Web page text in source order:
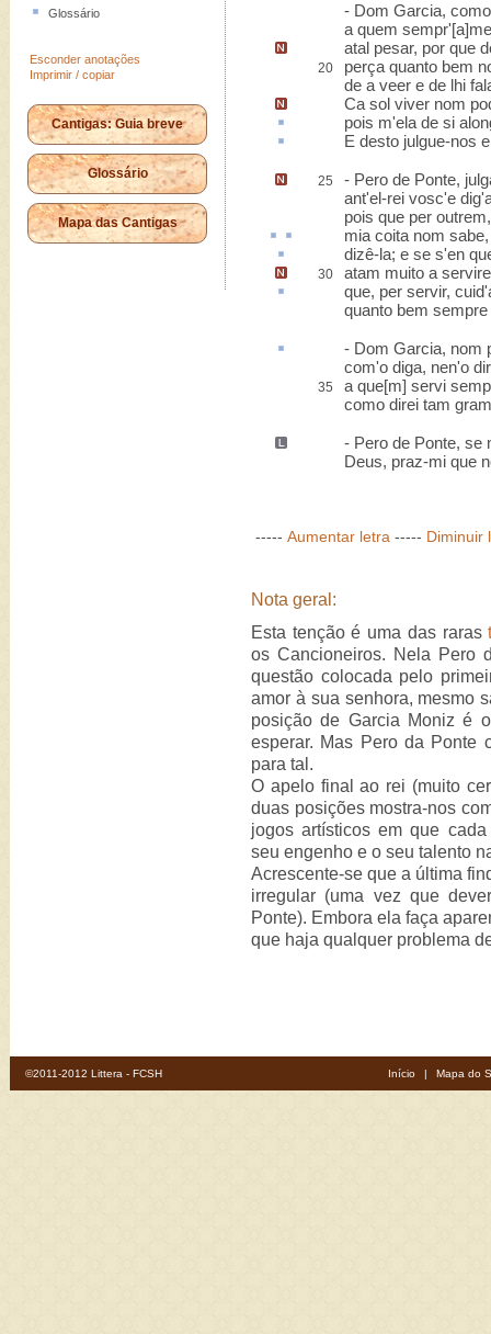
Glossário
Esconder anotações
Imprimir / copiar
Cantigas: Guia breve
Glossário
Mapa das Cantigas
- Dom Garcia,
a quem
atal pesar, por que
20 perça quanto bem
de a veer e de lhi
Ca sol viver nom
pois m'ela de si
E desto julgue-nos
25 - Pero de Ponte,
ant'el-rei vosc'e
pois que per
mia coita nom
dizê-la; e se s'en
30 atam muito a
que, per servir, cuid'
quanto bem
- Dom Garcia, nom
com'o diga, nen'o
35
a que[m] servi
como direi tam
- Pero de Ponte, se
Deus, praz-mi que
----- Aumentar letra ----- Diminuir
Nota geral:
Esta tenção é uma das raras
os Cancioneiros. Nela Pero
questão colocada pelo
amor à sua senhora, mesmo
posição de Garcia Moniz é
esperar. Mas Pero da Ponte
para tal.
O apelo final ao rei (muito
duas posições mostra-nos
jogos artísticos em que
seu engenho e o seu talento
Acrescente-se que a última
irregular (uma vez que
Ponte). Embora ela faça
que haja qualquer problema
©2011-2012 Littera - FCSH Início | Mapa do